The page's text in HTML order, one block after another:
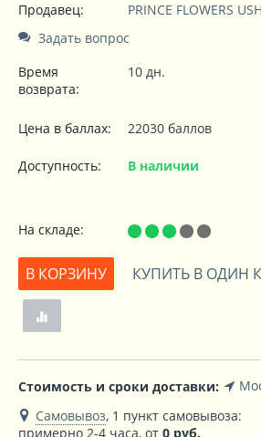
Продавец:
PRINCE FLOWERS
Задать вопрос
Время
возврата:
10 дн.
Цена в баллах: 22030 баллов
Доступность: В наличии
На складе:
В КОРЗИНУ КУПИТЬ В ОДИН
Стоимость и сроки доставки:
Самовывоз, 1 пункт самовывоза:
примерно 2-4 часа, от 0 руб.